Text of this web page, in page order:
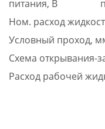
питания, В
Ном. расход
Условный проход,
Схема открывания-
Расход рабочей